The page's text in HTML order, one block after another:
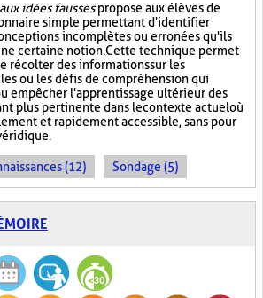
idées faussespropose aux élèves de
simple permettant d'identifier
incomplètes ou erronées qu'ils
certaine notion. Cette technique permet
récolter des informations sur les
ou les défis de compréhension qui
empêcher l'apprentissage ultérieur des
plus pertinente dans le contexte actuel où
et rapidement accessible, sans pour
(12) Sondage (5)